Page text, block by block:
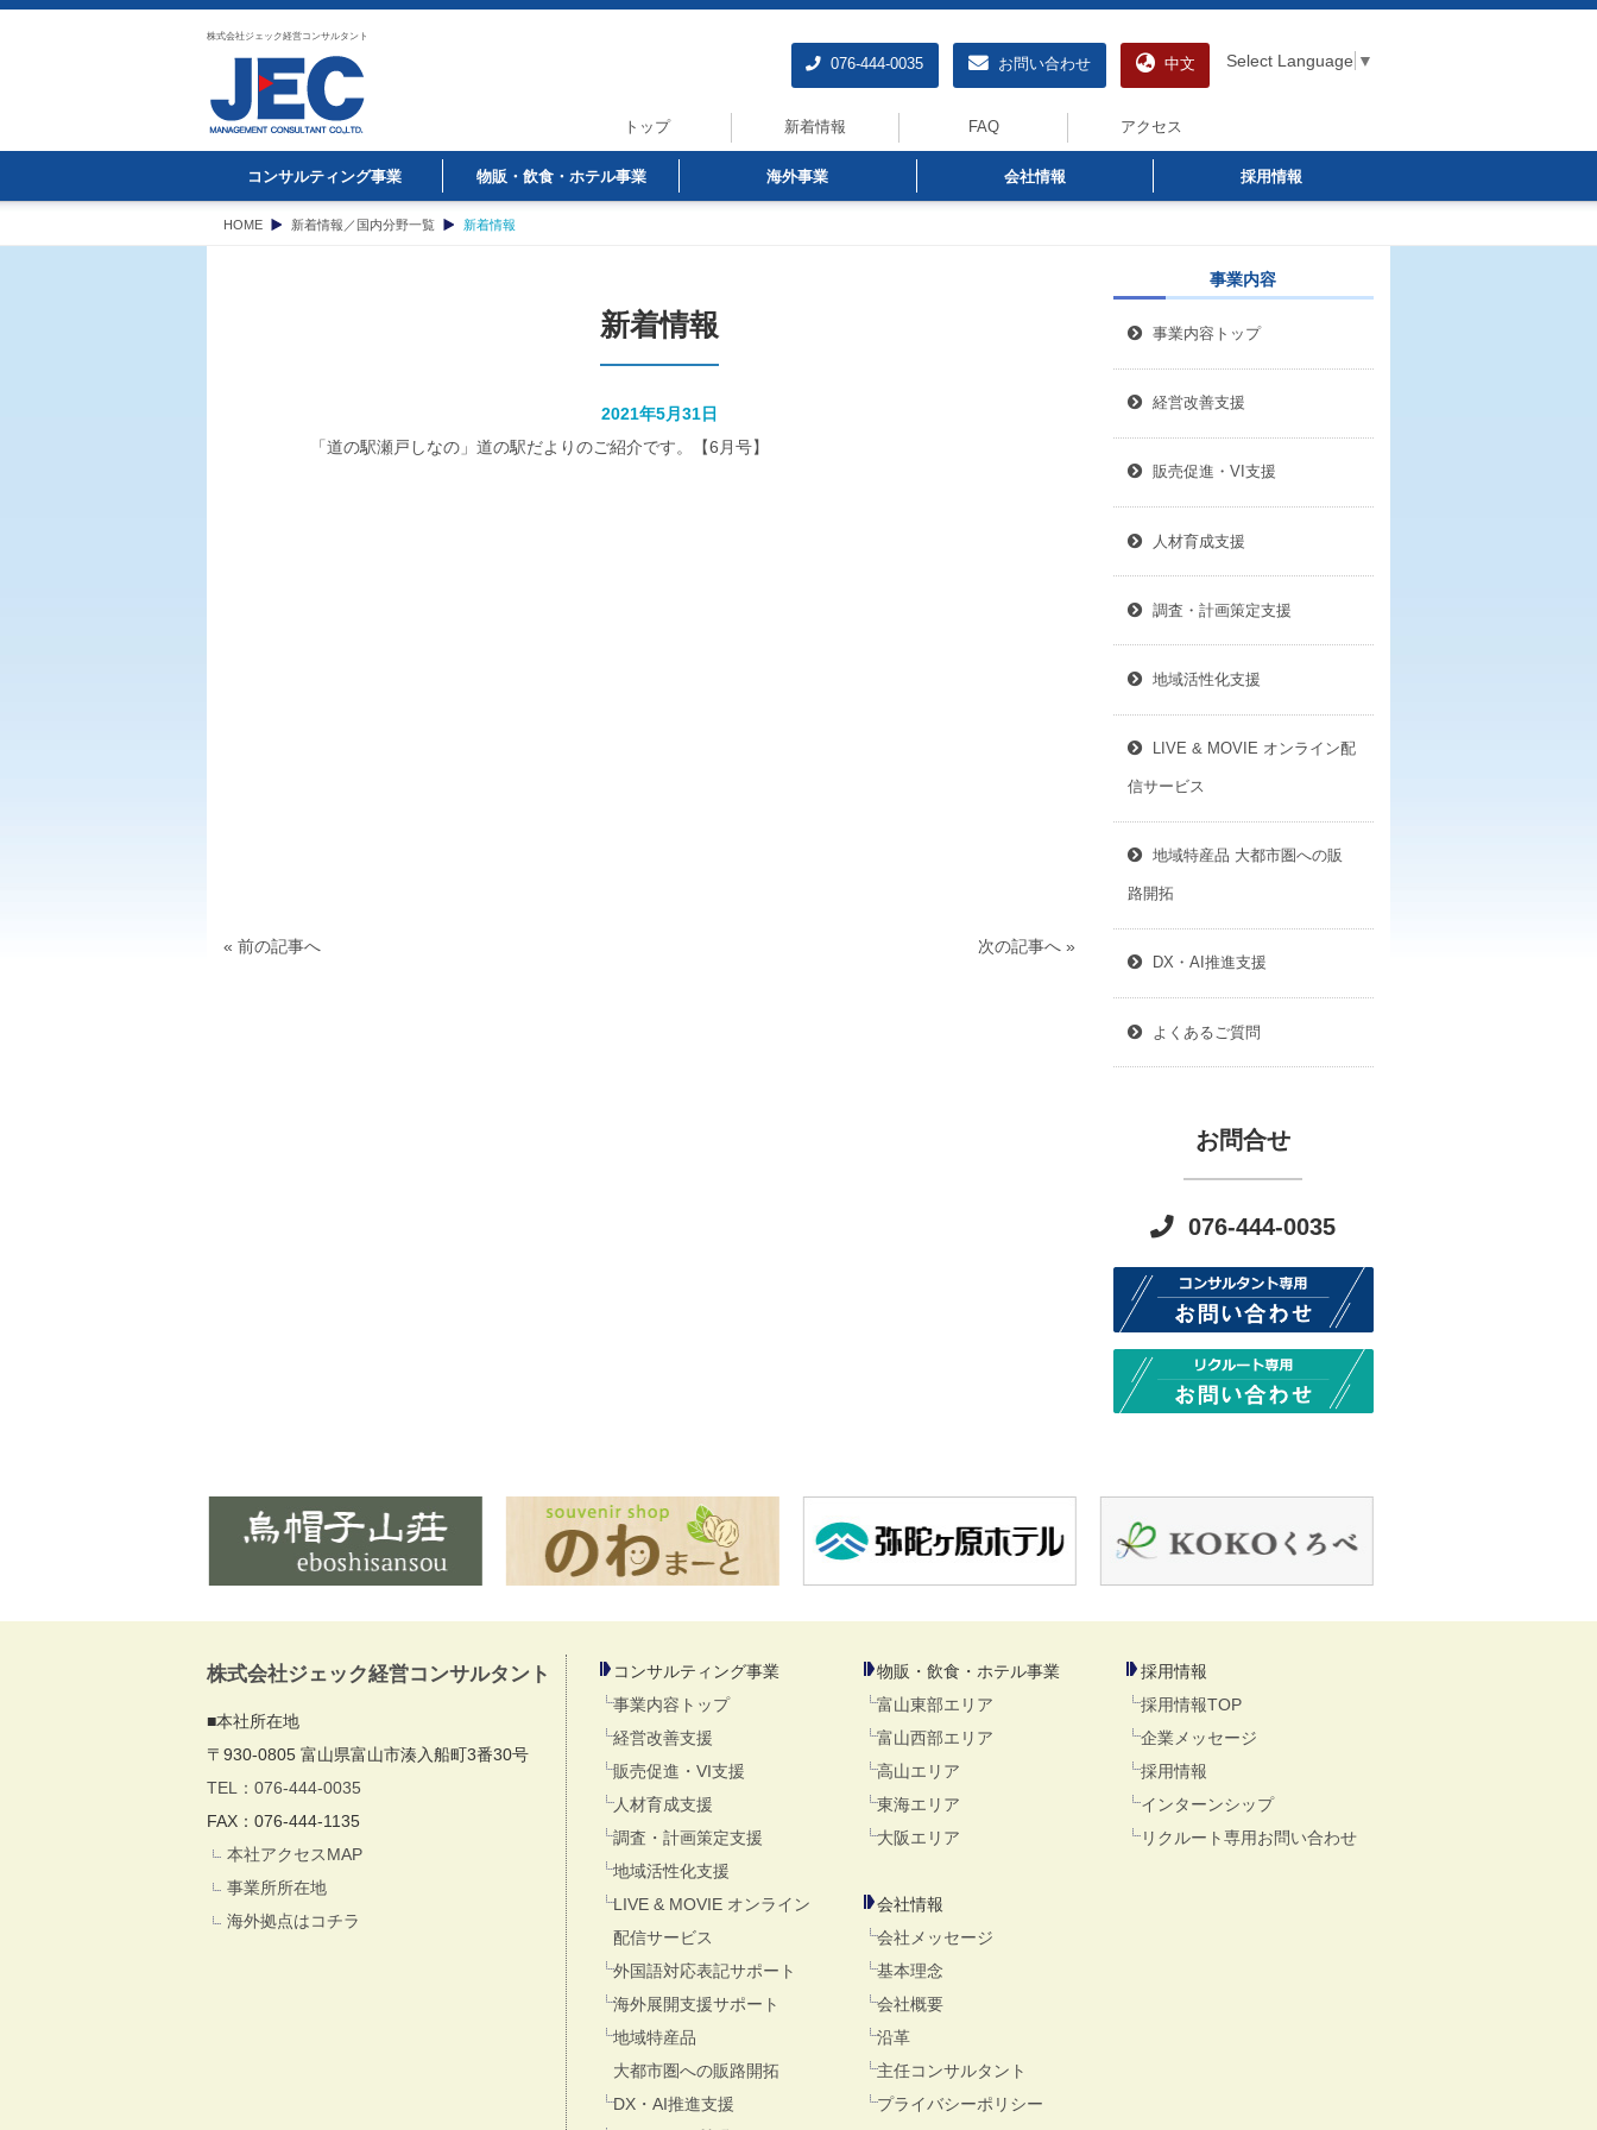
株式会社ジェック経営コンサルタント
076-444-0035 お問い合わせ 中文 Select Language ▼
トップ 新着情報 FAQ アクセス
コンサルティング事業 物販・飲食・ホテル事業 海外事業 会社情報 採用情報
HOME 新着情報／国内分野一覧 新着情報
新着情報
2021年5月31日
「道の駅瀬戸しなの」道の駅だよりのご紹介です。【6月号】
« 前の記事へ 次の記事へ »
事業内容
事業内容トップ
経営改善支援
販売促進・VI支援
人材育成支援
調査・計画策定支援
地域活性化支援
LIVE & MOVIE オンライン配
信サービス
地域特産品 大都市圏への販
路開拓
DX・AI推進支援
よくあるご質問
お問合せ
076-444-0035
株式会社ジェック経営コンサルタント
■本社所在地
〒930-0805 富山県富山市湊入船町3番30号
TEL：076-444-0035
FAX：076-444-1135
本社アクセスMAP
事業所所在地
海外拠点はコチラ
コンサルティング事業
事業内容トップ
経営改善支援
販売促進・VI支援
人材育成支援
調査・計画策定支援
地域活性化支援
LIVE & MOVIE オンライン
配信サービス
外国語対応表記サポート
海外展開支援サポート
地域特産品
大都市圏への販路開拓
DX・AI推進支援
物販・飲食・ホテル事業
富山東部エリア
富山西部エリア
高山エリア
東海エリア
大阪エリア
会社情報
会社メッセージ
基本理念
会社概要
沿革
主任コンサルタント
プライバシーポリシー
採用情報
採用情報TOP
企業メッセージ
採用情報
インターンシップ
リクルート専用お問い合わせ